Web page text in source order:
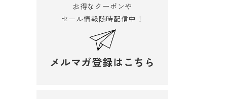
お得なクーポンや
セール情報随時配信中！
メルマガ登録はこちら